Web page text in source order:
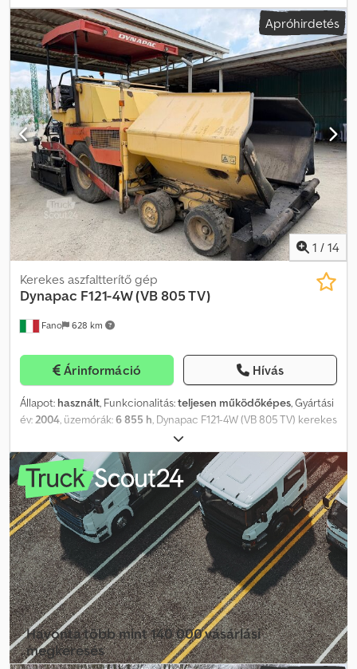
16.000 kg Codpfx Ajzr Ezbjiqorf Motor típusa: Cummins QSB 5. 6x6
Üzemóra: 9112 Jó általános állapotban MINDEN MÁRKÁJÚ, MAN,
MERCEDES, DAF, RENAULT, VOLVO, SCANIA JÁRMŰVET, ILLETVE
CIFA, SERMAC, PUTZMEISTER FELÉPÍTMÉNNYEL
RENDELKEZŐKET, VAGY CATERPILLAR, FIAT HITACHI, KOMATSU
FÖLDMOZGATÓ GÉPEKET CSERÉRE BESZÁMÍTUNK.
Apróhirdetés
1 / 14
Fano 628 km
Kerekes aszfaltterítő gép
Dynapac F121-4W (VB 805 TV)
Árinformáció Hívás
Állapot: használt, Funkcionalitás:teljesen működőképes, Gyártási
év:2004, üzemórák:6 855 h, Dynapac F121-4W (VB 805 TV) kerekes
aszfaltfiniser Gyártási év: 2004 Credpfxjzr Ex Ho Aiqef Üzemóra:
6855 Állítható munkaszélesség: 2,55–5 méter Üzemi tömeg: 17 000
kg Cummins 6B5.9-150 motor, 112 kW Jó általános állapotban
CSERE LEHETŐSÉGÉT IS MEGFONTOLJUK BÁRMELY MÁRKÁJÚ
JÁRMŰRE, MAN, MERCEDES, DAF, RENAULT, VOLVO, SCANIA, CIFA,
SERMAC, PUTZMEISTER FELÉPÍTMÉNNYEL; VAGY
FÖLDMUNKAGÉPRE (CATERPILLAR, FIAT HITACHI, KOMATSU).
Havonta több mint 140 000 vásárlási
megkeresés